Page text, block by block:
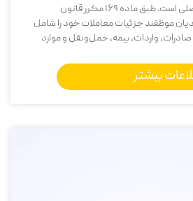
ارسال صورت معاملات فصلی است. طبق ماده 169 مکرر قانون
موظفند جزئیات معاملات خود را شامل
واردات، بیمه، حمل‌ونقل و موارد
بیشتر